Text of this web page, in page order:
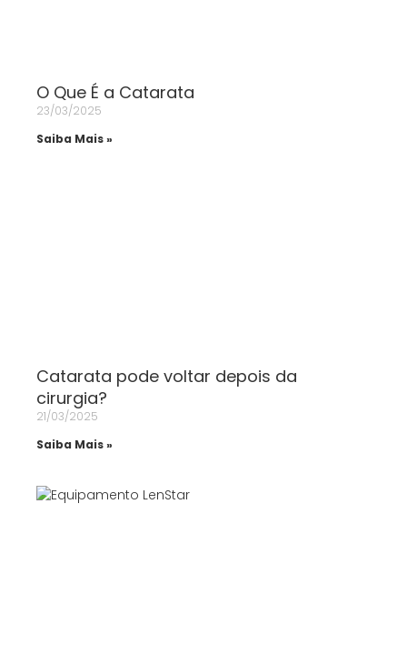
O Que É a Catarata
23/03/2025
Saiba Mais »
Catarata pode voltar depois da
cirurgia?
21/03/2025
Saiba Mais »